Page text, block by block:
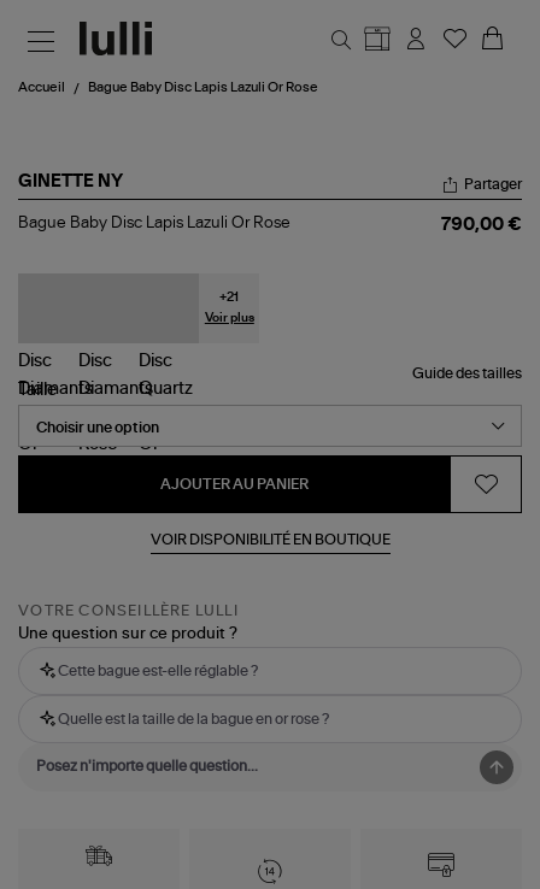
Accueil Bague Baby Disc Lapis Lazuli Or Rose
GINETTE NY
Bague
Partager
Bague Baby Disc Lapis Lazuli Or Rose 790,00 €
+21
Voir plus
Guide des tailles
Taille
AJOUTER AU PANIER
VOIR DISPONIBILITÉ EN BOUTIQUE
VOTRE CONSEILLÈRE LULLI
Une question sur ce produit ?
Cette bague est-elle réglable ?
Quelle est la taille de la bague en or rose ?